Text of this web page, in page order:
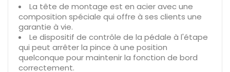
La tête de montage est en acier avec une
composition spéciale qui offre à ses clients une
garantie à vie.
Le dispositif de contrôle de la pédale à l'étape
qui peut arrêter la pince à une position
quelconque pour maintenir la fonction de bord
correctement.